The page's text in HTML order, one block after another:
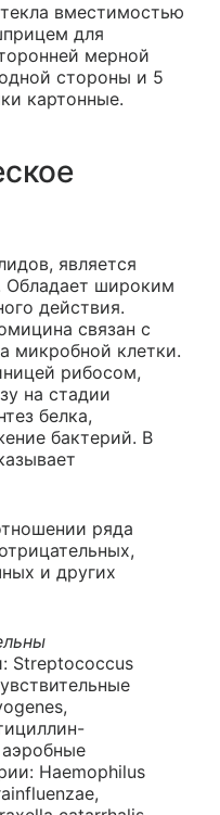
вместимостью
для
мерной
стороны и 5
картонные.
является
Обладает широким
действия.
связан с
микробной клетки.
рибосом,
на стадии
белка,
бактерий. В
ряда
и других
Streptococcus
Haemophilus